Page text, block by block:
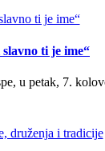
ti je ime“
u petak, 7.